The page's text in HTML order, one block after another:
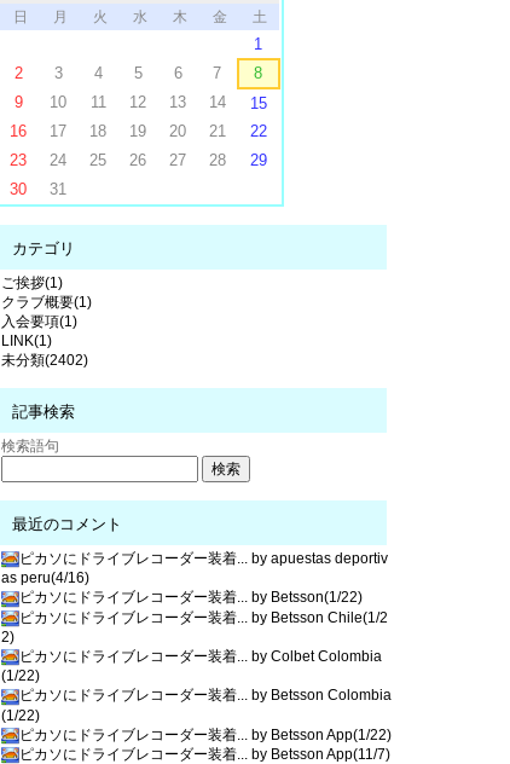
日
月 火 水 木 金 土
1
2
3 4 5 6 7
8
9
10 11 12 13 14
15
16
17 18 19 20 21
22
23
24 25 26 27 28
29
30
31
カテゴリ
ご挨拶(1)
クラブ概要(1)
入会要項(1)
LINK(1)
未分類(2402)
記事検索
検索語句
最近のコメント
ピカソにドライブレコーダー装着... by apuestas deportiv
as peru(4/16)
ピカソにドライブレコーダー装着... by Betsson(1/22)
ピカソにドライブレコーダー装着... by Betsson Chile(1/2
2)
ピカソにドライブレコーダー装着... by Colbet Colombia
(1/22)
ピカソにドライブレコーダー装着... by Betsson Colombia
(1/22)
ピカソにドライブレコーダー装着... by Betsson App(1/22)
ピカソにドライブレコーダー装着... by Betsson App(11/7)